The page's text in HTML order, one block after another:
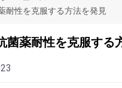
耐性を克服する方法を発見
菌薬耐性を克服する